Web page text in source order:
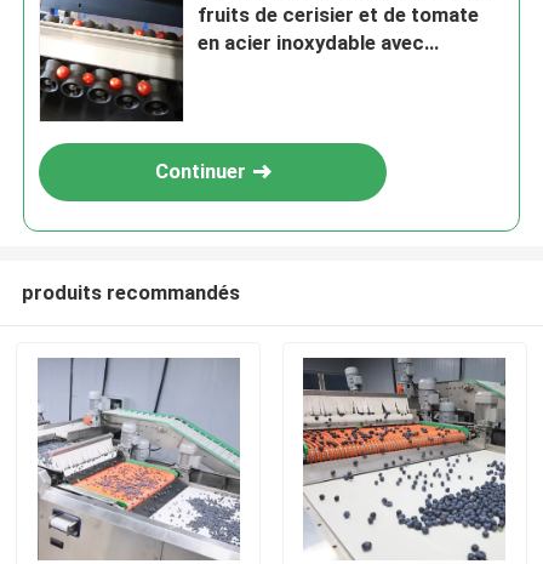
fruits de cerisier et de tomate
en acier inoxydable avec
Continuer
produits recommandés